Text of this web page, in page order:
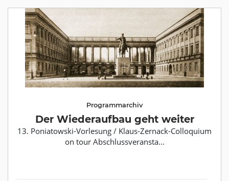
Programmarchiv
Der Wiederaufbau geht weiter
13. Poniatowski-Vorlesung / Klaus-Zernack-Colloquium
on tour Abschlussveransta...